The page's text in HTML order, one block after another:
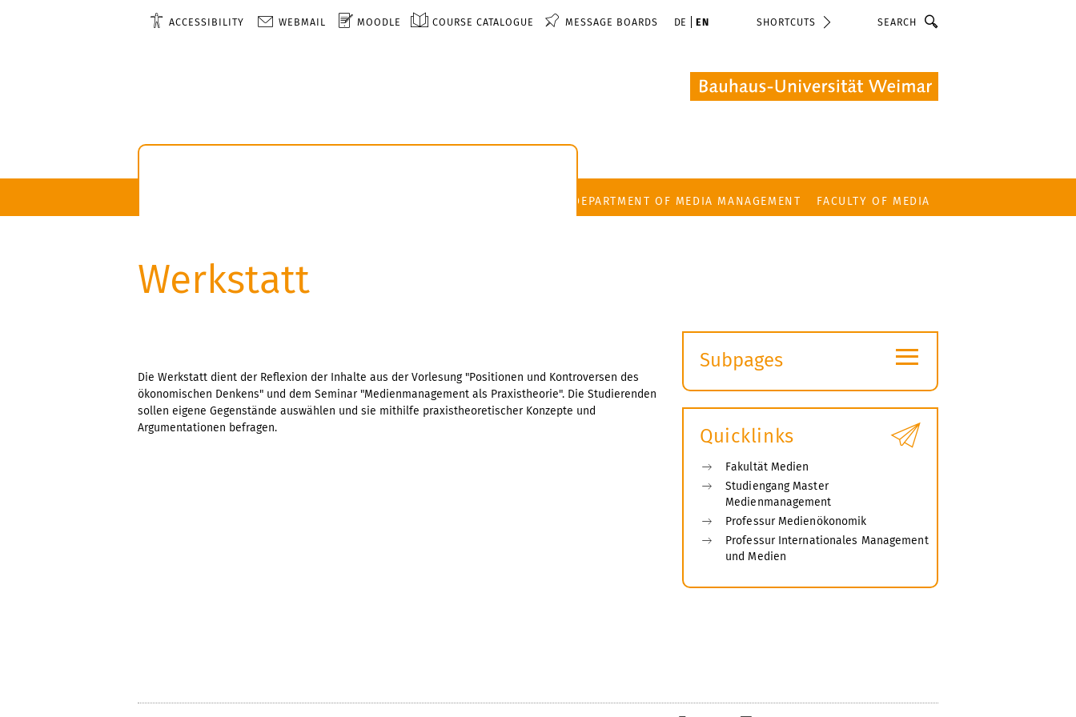
ACCESSIBILITY WEBMAIL MOODLE COURSE CATALOGUE MESSAGE BOARDS DE EN SHORTCUTS
DEPARTMENT OF MEDIA MANAGEMENT FACULTY OF MEDIA
Werkstatt
Die Werkstatt dient der Reflexion der Inhalte aus der Vorlesung "Positionen und Kontroversen des
ökonomischen Denkens" und dem Seminar "Medienmanagement als Praxistheorie". Die Studierenden
sollen eigene Gegenstände auswählen und sie mithilfe praxistheoretischer Konzepte und
Argumentationen befragen.
Subpages
submenu
≡
Quicklinks
Fakultät Medien
Studiengang Master
Medienmanagement
Professur Medienökonomik
Professur Internationales Management
und Medien